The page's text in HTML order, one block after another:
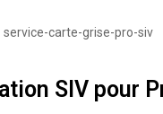
SIV pour